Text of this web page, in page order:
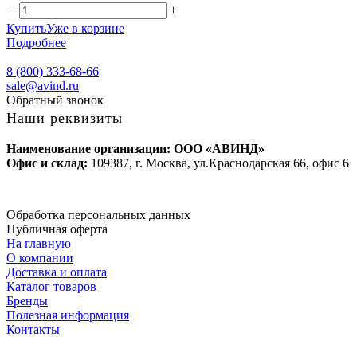
−
+
КупитьУже в корзине
Подробнее
8 (800) 333-68-66
sale@avind.ru
Обратный звонок
Наши реквизиты
Наименование организации: ООО «АВИНД»
Офис и склад: 109387, г. Москва, ул.Краснодарская 66, офис 6
Обработка персональных данных
Публичная оферта
На главную
О компании
Доставка и оплата
Каталог товаров
Бренды
Полезная информация
Контакты